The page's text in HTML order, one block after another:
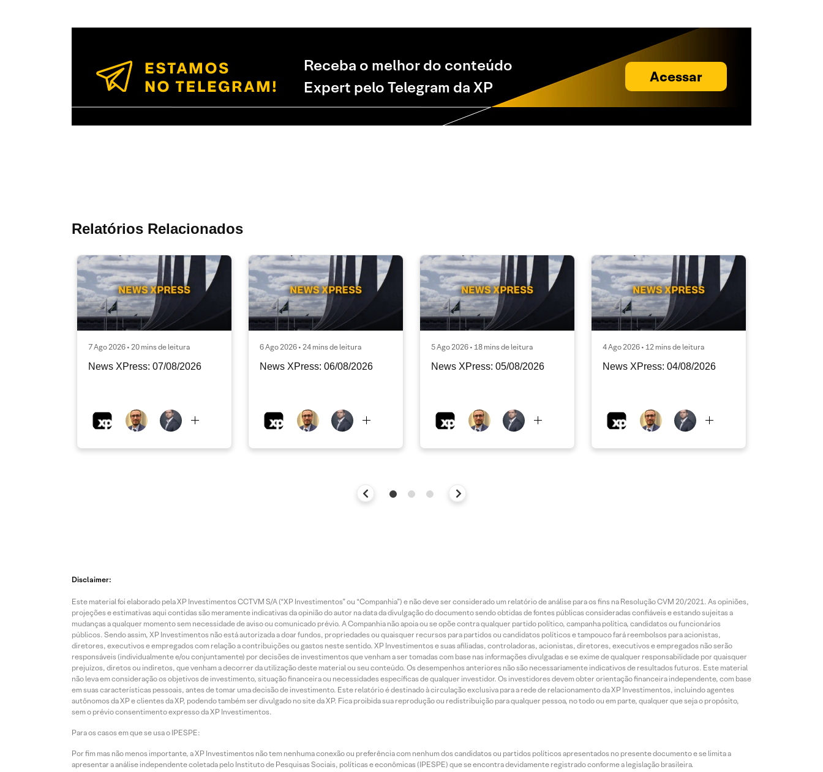
Receba o melhor do conteúdo
Expert pelo Telegram da XP
Acessar
Relatórios Relacionados
7 Ago 2026 • 20 mins de leitura
News XPress: 07/08/2026
6 Ago 2026 • 24 mins de leitura
News XPress: 06/08/2026
5 Ago 2026 • 18 mins de leitura
News XPress: 05/08/2026
4 Ago 2026 • 12 mins de leitura
News XPress: 04/08/2026
Disclaimer:
Este material foi elaborado pela XP Investimentos CCTVM S/A (“XP Investimentos” ou “Companhia”) e não deve ser considerado um relatório de análise para os fins na Resolução CVM 20/2021. As opiniões,
projeções e estimativas aqui contidas são meramente indicativas da opinião do autor na data da divulgação do documento sendo obtidas de fontes públicas consideradas confiáveis e estando sujeitas a
mudanças a qualquer momento sem necessidade de aviso ou comunicado prévio. A Companhia não apoia ou se opõe contra qualquer partido político, campanha política, candidatos ou funcionários
públicos. Sendo assim, XP Investimentos não está autorizada a doar fundos, propriedades ou quaisquer recursos para partidos ou candidatos políticos e tampouco fará reembolsos para acionistas,
diretores, executivos e empregados com relação a contribuições ou gastos neste sentido. XP Investimentos e suas afiliadas, controladoras, acionistas, diretores, executivos e empregados não serão
responsáveis (individualmente e/ou conjuntamente) por decisões de investimentos que venham a ser tomadas com base nas informações divulgadas e se exime de qualquer responsabilidade por quaisquer
prejuízos, diretos ou indiretos, que venham a decorrer da utilização deste material ou seu conteúdo. Os desempenhos anteriores não são necessariamente indicativos de resultados futuros. Este material
não leva em consideração os objetivos de investimento, situação financeira ou necessidades específicas de qualquer investidor. Os investidores devem obter orientação financeira independente, com base
em suas características pessoais, antes de tomar uma decisão de investimento. Este relatório é destinado à circulação exclusiva para a rede de relacionamento da XP Investimentos, incluindo agentes
autônomos da XP e clientes da XP, podendo também ser divulgado no site da XP. Fica proibida sua reprodução ou redistribuição para qualquer pessoa, no todo ou em parte, qualquer que seja o propósito,
sem o prévio consentimento expresso da XP Investimentos.
Para os casos em que se usa o IPESPE:
Por fim mas não menos importante, a XP Investimentos não tem nenhuma conexão ou preferência com nenhum dos candidatos ou partidos políticos apresentados no presente documento e se limita a
apresentar a análise independente coletada pelo Instituto de Pesquisas Sociais, políticas e econômicas (IPESPE) que se encontra devidamente registrado conforme a legislação brasileira.